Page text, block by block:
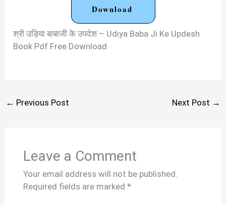
Download
श्री उड़िया बाबाजी के उपदेश – Udiya Baba Ji Ke Updesh
Book Pdf Free Download
← Previous Post Next Post →
Leave a Comment
Your email address will not be published.
Required fields are marked *